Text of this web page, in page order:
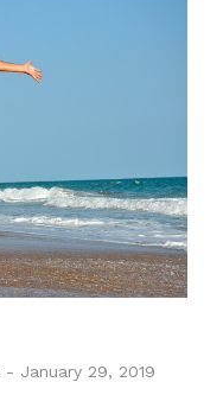
- January 29, 2019